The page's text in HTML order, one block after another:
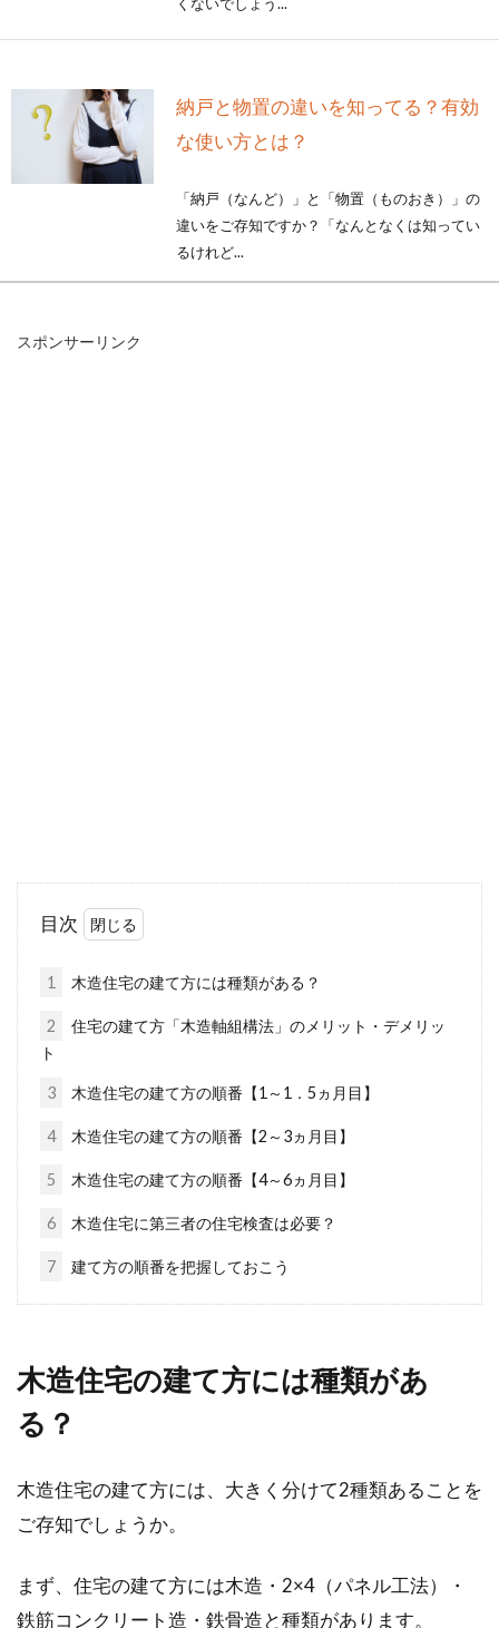
納戸と物置の違いを知ってる？有効
な使い方とは？
「納戸（なんど）」と「物置（ものおき）」の
違いをご存知ですか？「なんとなくは知ってい
るけれど...
グ参考でおしゃれな部屋に
鉄骨造のメリット！柱のスパン・耐
震性・耐久性の他には？
鉄骨造は、アパートやマンション、店舗などで
選ばれることが多い構造ですが、マイホームの
借りる場合の家賃相場は？
はないでしょ...
憧れの1LDKで一人暮らしを始める前
スポンサーリンク
目次
1 木造住宅の建て方には種類がある？
2
住宅の建て方「木造軸組構法」のメリット・デメリッ
ト
3 木造住宅の建て方の順番【1～1．5ヵ月目】
4 木造住宅の建て方の順番【2～3ヵ月目】
5 木造住宅の建て方の順番【4～6ヵ月目】
6 木造住宅に第三者の住宅検査は必要？
7 建て方の順番を把握しておこう
木造住宅の建て方には種類があ
る？
木造住宅の建て方には、大きく分けて2種類あることを
ご存知でしょうか。
まず、住宅の建て方には木造・2×4（パネル工法）・
鉄筋コンクリート造・鉄骨造と種類があります。